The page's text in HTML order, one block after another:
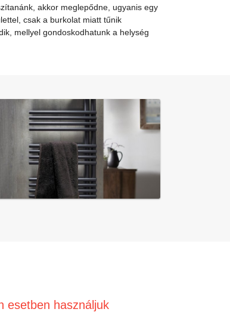
akkor meglepődne, ugyanis egy
csak a burkolat miatt tűnik
mellyel gondoskodhatunk a helység
esetben használjuk